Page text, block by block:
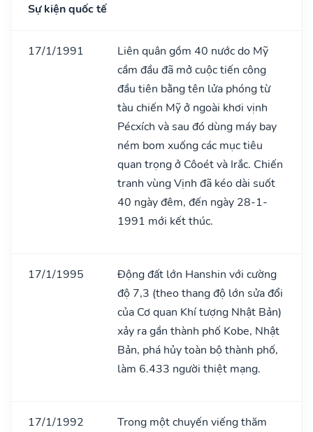
Sự kiện quốc tế
17/1/1991
Liên quân gồm 40 nước do Mỹ
cầm đầu đã mở cuộc tiến công
đầu tiên bằng tên lửa phóng từ
tàu chiến Mỹ ở ngoài khơi vịnh
Pécxích và sau đó dùng máy bay
ném bom xuống các mục tiêu
quan trọng ở Côoét và Irắc. Chiến
tranh vùng Vịnh đã kéo dài suốt
40 ngày đêm, đến ngày 28-1-
1991 mới kết thúc.
17/1/1995
Động đất lớn Hanshin với cường
độ 7,3 (theo thang độ lớn sửa đổi
của Cơ quan Khí tượng Nhật Bản)
xảy ra gần thành phố Kobe, Nhật
Bản, phá hủy toàn bộ thành phố,
làm 6.433 người thiệt mạng.
17/1/1992
Trong một chuyến viếng thăm